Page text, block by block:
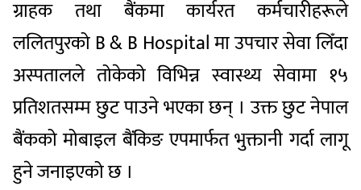
ग्राहक तथा बैंकमा कार्यरत कर्मचारीहरूले
ललितपुरको B & B Hospital मा उपचार सेवा लिँदा
अस्पतालले तोकेको विभिन्न स्वास्थ्य सेवामा १५
प्रतिशतसम्म छुट पाउने भएका छन् । उक्त छुट नेपाल
बैंकको मोबाइल बैंकिङ एपमार्फत भुक्तानी गर्दा लागू
हुने जनाइएको छ ।